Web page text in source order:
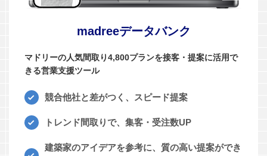
madreeデータバンク
マドリーの人気間取り4,800プランを接客・提案に活用で
きる営業支援ツール
競合他社と差がつく、スピード提案
トレンド間取りで、集客・受注数UP
建築家のアイデアを参考に、質の高い提案ができ